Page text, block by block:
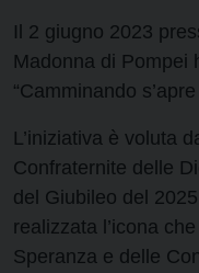
Il 2 giugno 2023
Madonna di Pompei
“Camminando
L’iniziativa è voluta
Confraternite delle
del Giubileo del
realizzata l’icona
Speranza e delle